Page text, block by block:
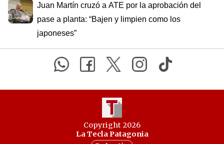
Juan Martín cruzó a ATE por la aprobación del
pase a planta: “Bajen y limpien como los
japoneses”
Copyright 2026
La Tecla Patagonia